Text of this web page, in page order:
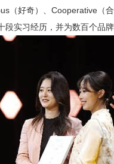
（好奇）、Cooperative（
段实习经历，并为数百个品